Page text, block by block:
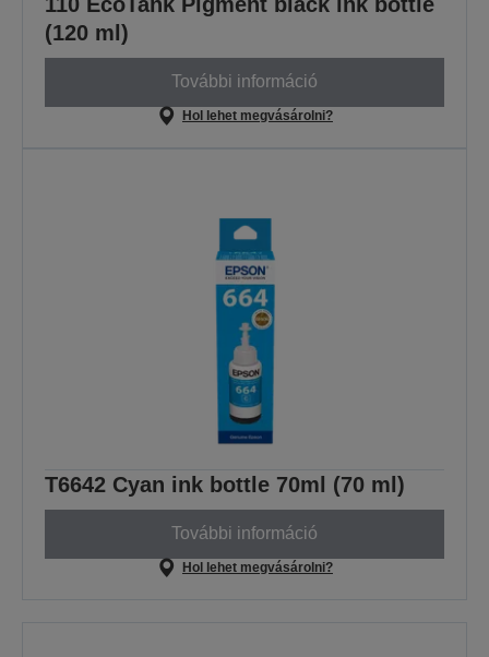
(120 ml)
További információ
Hol lehet megvásárolni?
T6642 Cyan ink bottle 70ml (70 ml)
További információ
Hol lehet megvásárolni?